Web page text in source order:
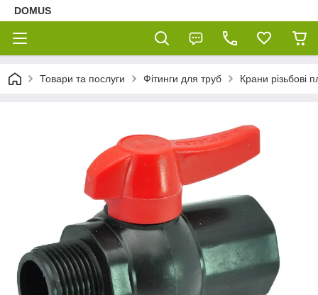
DOMUS
Товари та послуги Фітинги для труб Крани різьбові